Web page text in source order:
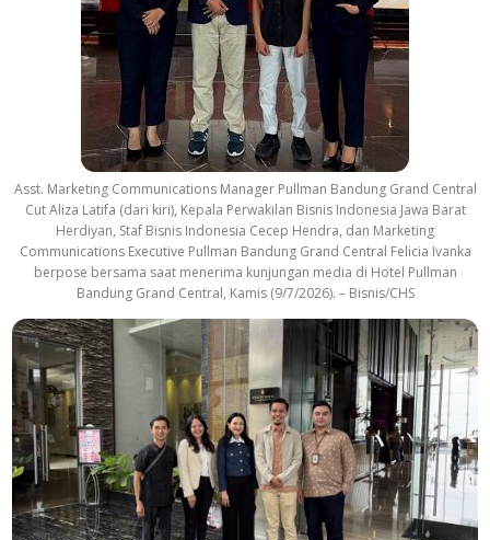
Asst. Marketing Communications Manager Pullman Bandung Grand Central
Cut Aliza Latifa (dari kiri), Kepala Perwakilan Bisnis Indonesia Jawa Barat
Herdiyan, Staf Bisnis Indonesia Cecep Hendra, dan Marketing
Communications Executive Pullman Bandung Grand Central Felicia Ivanka
berpose bersama saat menerima kunjungan media di Hotel Pullman
Bandung Grand Central, Kamis (9/7/2026). – Bisnis/CHS